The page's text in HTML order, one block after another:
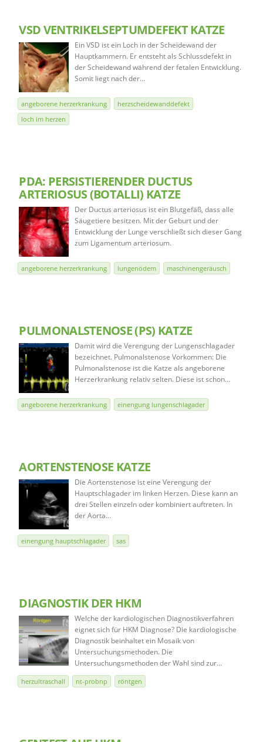
VSD VENTRIKELSEPTUMDEFEKT KATZE
Ein VSD ist ein Loch in der Scheidewand der
Hauptkammern. Er entsteht als Schlussdefekt in
der Scheidewand während der fetalen Entwicklung.
Somit liegt nach der…
angeborene herzerkrankung
herzscheidewanddefekt
loch im herzen
PDA: PERSISTIERENDER DUCTUS
ARTERIOSUS (BOTALLI) KATZE
Der Ductus arteriosus ist ein Blutgefäß, dass alle
Säugetiere besitzen. Mit der Geburt und der
Entwicklung der Lunge verschließt sich dieser Gang
zum Ligamentum arteriosum.
angeborene herzerkrankung lungenödem maschinengeräusch
PULMONALSTENOSE (PS) KATZE
Damit wird die Verengung der Lungenschlagader
bezeichnet. Pulmonalstenose Vorkommen: Die
Pulmonalstenose ist die Katze als angeborene
Herzerkrankung relativ selten. Diese ist schon…
angeborene herzerkrankung einengung lungenschlagader
AORTENSTENOSE KATZE
Die Aortenstenose ist eine Verengung der
Hauptschlagader im linken Herzen. Diese kann an
drei Stellen einzeln oder kombiniert auftreten. In
der Aorta…
einengung hauptschlagader sas
DIAGNOSTIK DER HKM
Welche der kardiologischen Diagnostikverfahren
eignet sich für HKM Diagnose? Die kardiologische
Diagnostik beinhaltet ein Mosaik von
Untersuchungsmethoden. Die
Untersuchungsmethoden der Wahl sind zur…
herzultraschall nt-probnp röntgen